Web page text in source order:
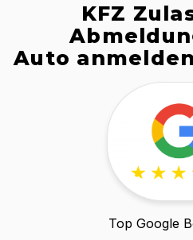
KFZ
Auto
Top Google